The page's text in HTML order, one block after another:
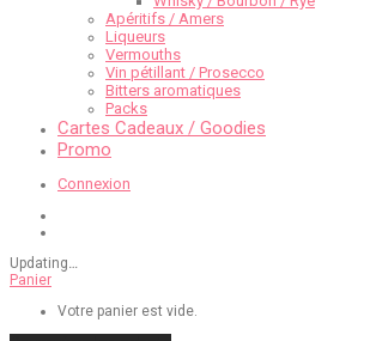
Apéritifs / Amers
Liqueurs
Vermouths
Vin pétillant / Prosecco
Bitters aromatiques
Packs
Cartes Cadeaux / Goodies
Promo
Connexion
Updating…
Panier
Votre panier est vide.